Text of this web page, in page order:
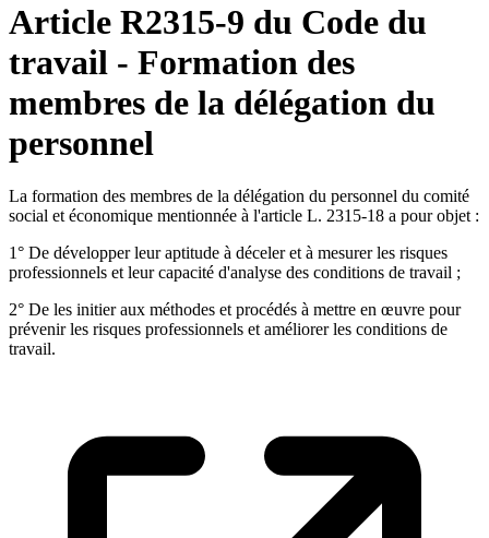
Article R2315-9 du Code du
travail - Formation des
membres de la délégation du
personnel
La formation des membres de la délégation du personnel du comité
social et économique mentionnée à l'article L. 2315-18 a pour objet :
1° De développer leur aptitude à déceler et à mesurer les risques
professionnels et leur capacité d'analyse des conditions de travail ;
2° De les initier aux méthodes et procédés à mettre en œuvre pour
prévenir les risques professionnels et améliorer les conditions de
travail.